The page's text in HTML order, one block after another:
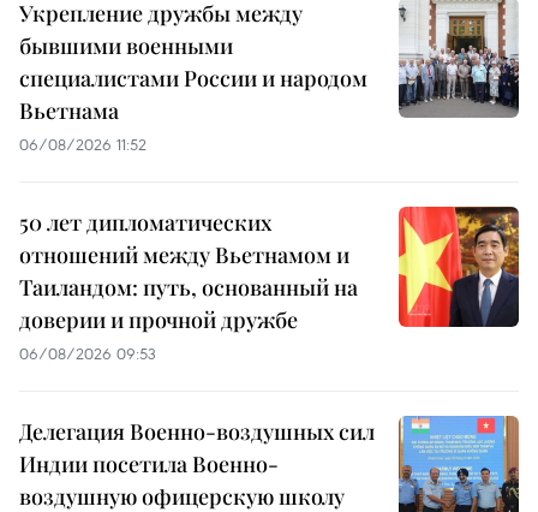
Укрепление дружбы между
бывшими военными
специалистами России и народом
Вьетнама
06/08/2026 11:52
50 лет дипломатических
отношений между Вьетнамом и
Таиландом: путь, основанный на
доверии и прочной дружбе
06/08/2026 09:53
Делегация Военно-воздушных сил
Индии посетила Военно-
воздушную офицерскую школу